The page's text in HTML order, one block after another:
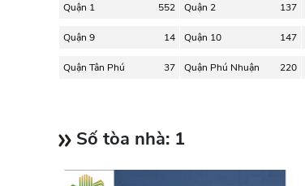
Quận 1 552 Quận 2 137
Quận 9 14 Quận 10 147
Quận Tân Phú 37 Quận Phú Nhuận 220
Số tòa nhà: 1